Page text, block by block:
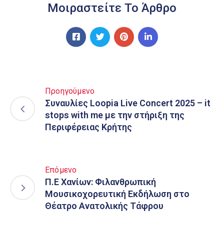
Μοιραστείτε Το Άρθρο
Προηγούμενο
Συναυλίες Loopia Live Concert 2025 – it
stops with me με την στήριξη της
Περιφέρειας Κρήτης
Επόμενο
Π.Ε Χανίων: Φιλανθρωπική
Μουσικοχορευτική Εκδήλωση στο
Θέατρο Ανατολικής Τάφρου